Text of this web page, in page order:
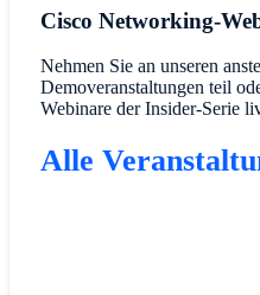
Cisco Networking-
Nehmen Sie an unseren
Demoveranstaltungen teil
Webinare der Insider-Serie
Alle